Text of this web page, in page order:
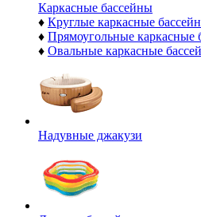
Каркасные бассейны
♦ Круглые каркасные
♦ Прямоугольные каркасные
♦ Овальные каркасные
Надувные джакузи